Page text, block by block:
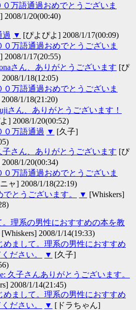
０万語通過おめでとうございま
2008/1/20(00:40)
過 ▼ [ぴよぴよ] 2008/1/17(00:09)
０万語通過おめでとうございま
2008/1/17(20:55)
さん、ありがとうございます [ぴ
1/18(12:05)
０万語通過おめでとうございま
1/18(21:20)
さん、ありがとうございます！
] 2008/1/20(00:52)
０万語通過 ▼ [久子]
子さん、ありがとうございます [ぴ
1/20(00:34)
０万語通過おめでとうございま
ャ] 2008/1/18(22:19)
でとうございます。 ▼ [Whiskers]
。理系の男性におすすめの本を教
[Whiskers] 2008/1/14(19:33)
めまして。理系の男性におすすめ
ださい。
▼ [久子]
久子さんありがとうございます。
2008/1/14(21:45)
めまして。理系の男性におすすめ
ださい。
▼ [ドラちゃん]